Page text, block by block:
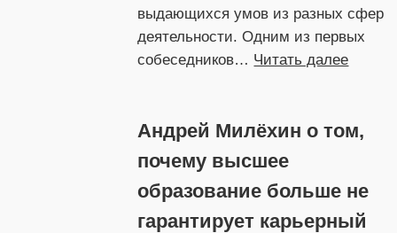
выдающихся умов из разных сфер
деятельности. Одним из первых
собеседников… Читать далее:
в
Андрей Милёхин о том,
почему высшее
образование больше не
гарантирует карьерный